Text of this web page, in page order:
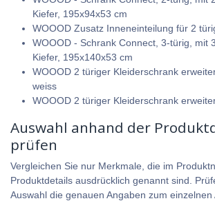
Kiefer, 195x94x53 cm
WOOOD Zusatz Inneneinteilung für 2
WOOOD - Schrank Connect, 3-türig, mit
Kiefer, 195x140x53 cm
WOOOD 2 türiger Kleiderschrank
weiss
WOOOD 2 türiger Kleiderschrank
Auswahl anhand der
prüfen
Vergleichen Sie nur Merkmale, die im
Produktdetails ausdrücklich genannt sind.
Auswahl die genauen Angaben zum einzelnen